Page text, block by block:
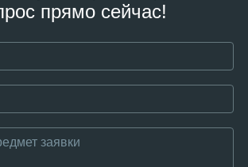
прямо сейчас!